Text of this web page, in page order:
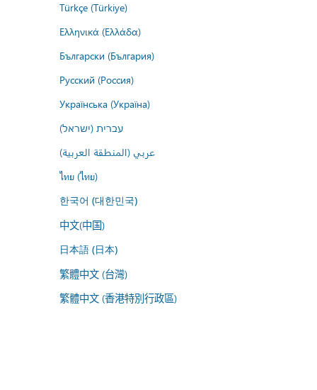
Türkçe (Türkiye)
Ελληνικά (Ελλάδα)
Български (България)
Русский (Россия)
Українська (Україна)
עברית (ישראל)
عربي (المنطقة العربية)
ไทย (ไทย)
한국어 (대한민국)
中文(中国)
日本語 (日本)
繁體中文 (台灣)
繁體中文 (香港特別行政區)